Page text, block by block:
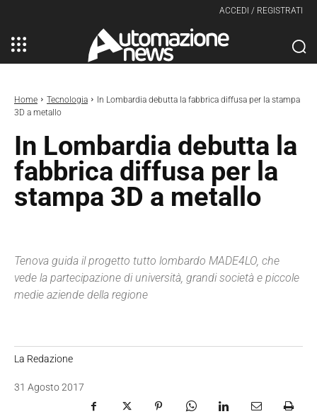
ACCEDI / REGISTRATI
Home Tecnologia
In Lombardia debutta la fabbrica diffusa per la stampa
3D a metallo
In Lombardia debutta la
fabbrica diffusa per la
stampa 3D a metallo
Tenova guida il progetto tutto lombardo MADE4LO, che
vede la partecipazione di università, grandi società e piccole
medie aziende della regione
La Redazione
31 Agosto 2017